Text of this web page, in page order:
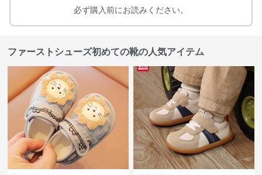
必ず購入前にお読みください。
ファーストシューズ初めての靴の人気アイテム